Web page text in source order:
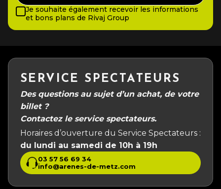
Je souhaite également recevoir les informations
et bons plans de Rivaj Group
SERVICE SPECTATEURS
Des questions au sujet d’un achat, de votre
billet ?
Contactez le service spectateurs.
Horaires d’ouverture du Service Spectateurs :
du lundi au samedi de 10h à 19h
03 57 56 69 34
info@arenes-de-metz.com